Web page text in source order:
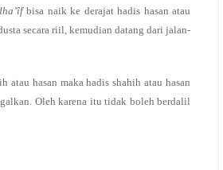
bisa naik ke derajat hadis hasan atau
secara riil, kemudian datang dari jalan-
hasan maka hadis shahih atau hasan
Oleh karena itu tidak boleh berdalil